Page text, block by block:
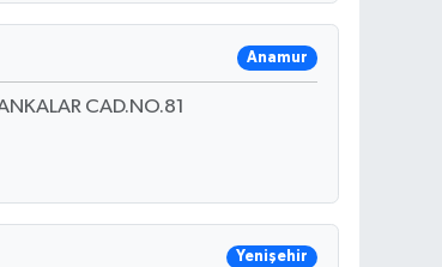
Anamur
CAD.NO.81
Yenişehir